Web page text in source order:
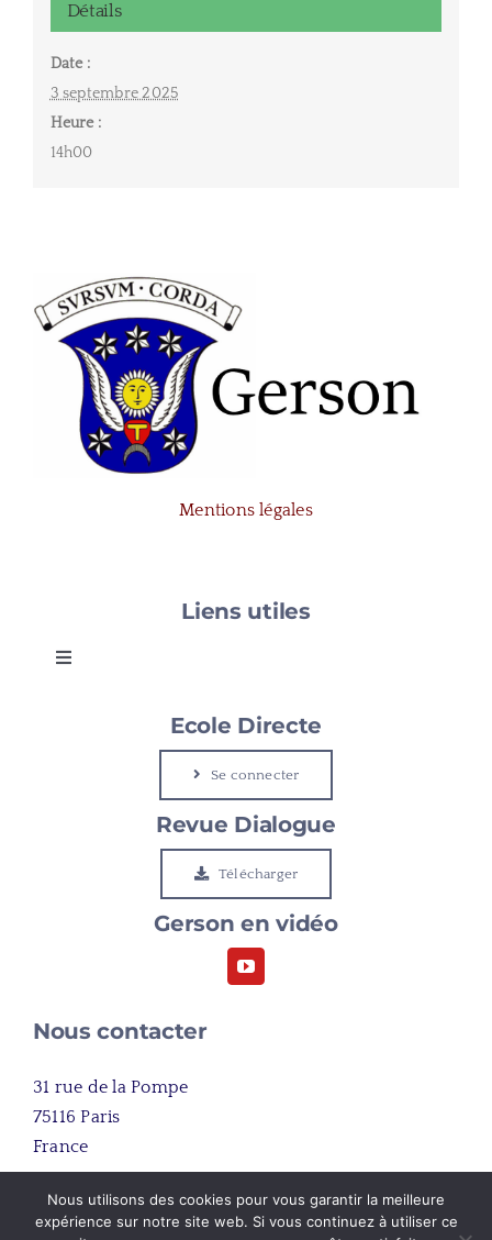
Détails
Date :
3 septembre 2025
Heure :
14h00
Mentions légales
Liens utiles
Toggle
Rejoindre Gerson
Ecole Directe
Se connecter
Revue Dialogue
Télécharger
Gerson en vidéo
Nous contacter
31 rue de la Pompe
75116 Paris
France
+33 (0)1 45 03 81 00
Nous utilisons des cookies pour vous garantir la meilleure
expérience sur notre site web. Si vous continuez à utiliser ce